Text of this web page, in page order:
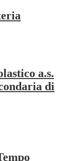
a.s.
di